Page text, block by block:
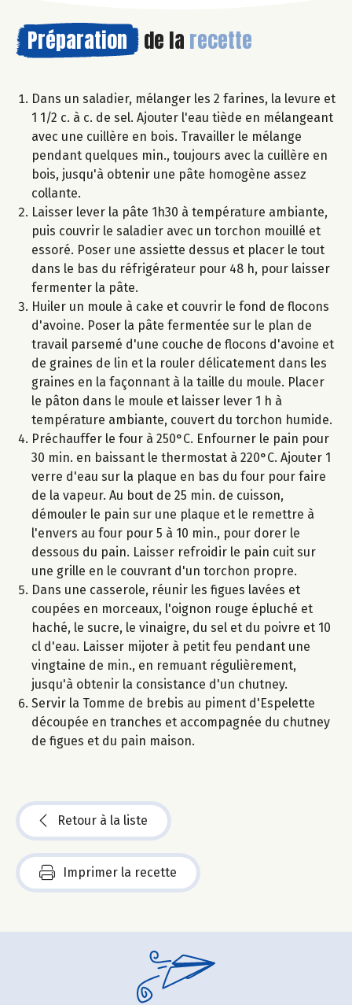
Préparation de la recette
Dans un saladier, mélanger les 2 farines, la levure et
1 1/2 c. à c. de sel. Ajouter l'eau tiède en mélangeant
avec une cuillère en bois. Travailler le mélange
pendant quelques min., toujours avec la cuillère en
bois, jusqu'à obtenir une pâte homogène assez
collante.
Laisser lever la pâte 1h30 à température ambiante,
puis couvrir le saladier avec un torchon mouillé et
essoré. Poser une assiette dessus et placer le tout
dans le bas du réfrigérateur pour 48 h, pour laisser
fermenter la pâte.
Huiler un moule à cake et couvrir le fond de flocons
d'avoine. Poser la pâte fermentée sur le plan de
travail parsemé d'une couche de flocons d'avoine et
de graines de lin et la rouler délicatement dans les
graines en la façonnant à la taille du moule. Placer
le pâton dans le moule et laisser lever 1 h à
température ambiante, couvert du torchon humide.
Préchauffer le four à 250°C. Enfourner le pain pour
30 min. en baissant le thermostat à 220°C. Ajouter 1
verre d'eau sur la plaque en bas du four pour faire
de la vapeur. Au bout de 25 min. de cuisson,
démouler le pain sur une plaque et le remettre à
l'envers au four pour 5 à 10 min., pour dorer le
dessous du pain. Laisser refroidir le pain cuit sur
une grille en le couvrant d'un torchon propre.
Dans une casserole, réunir les figues lavées et
coupées en morceaux, l'oignon rouge épluché et
haché, le sucre, le vinaigre, du sel et du poivre et 10
cl d'eau. Laisser mijoter à petit feu pendant une
vingtaine de min., en remuant régulièrement,
jusqu'à obtenir la consistance d'un chutney.
Servir la Tomme de brebis au piment d'Espelette
découpée en tranches et accompagnée du chutney
de figues et du pain maison.
Retour à la liste
Imprimer la recette